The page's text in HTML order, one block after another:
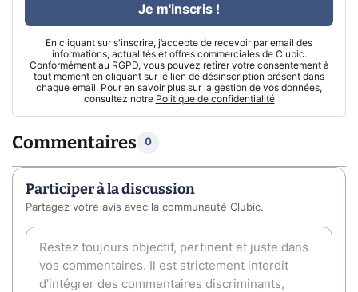
En cliquant sur s'inscrire, j’accepte de recevoir par email des
informations, actualités et offres commerciales de Clubic.
Conformément au RGPD, vous pouvez retirer votre consentement à
tout moment en cliquant sur le lien de désinscription présent dans
chaque email. Pour en savoir plus sur la gestion de vos données,
consultez notre Politique de confidentialité
Je m'inscris !
Commentaires 0
Participer à la discussion
Partagez votre avis avec la communauté Clubic.